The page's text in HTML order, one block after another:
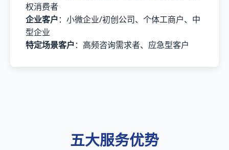
权消费者
企业客户：小微企业/初创公司、个体工商户、中
型企业
特定场景客户：高频咨询需求者、应急型客户
五大服务优势